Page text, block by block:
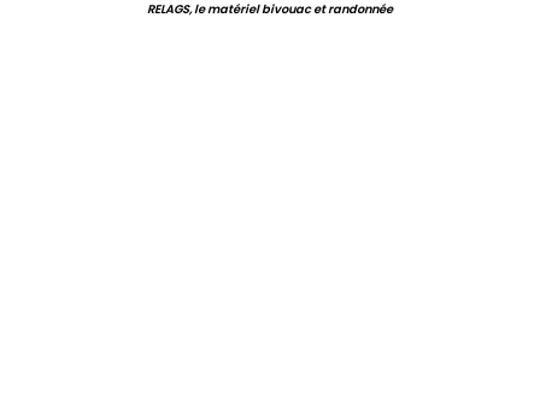
RELAGS, le matériel bivouac et randonnée